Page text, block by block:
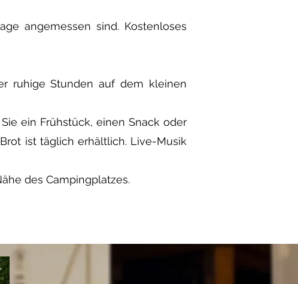
angemessen sind. Kostenloses
ruhige Stunden auf dem kleinen
ein Frühstück, einen Snack oder
ist täglich erhältlich. Live-Musik
des Campingplatzes.